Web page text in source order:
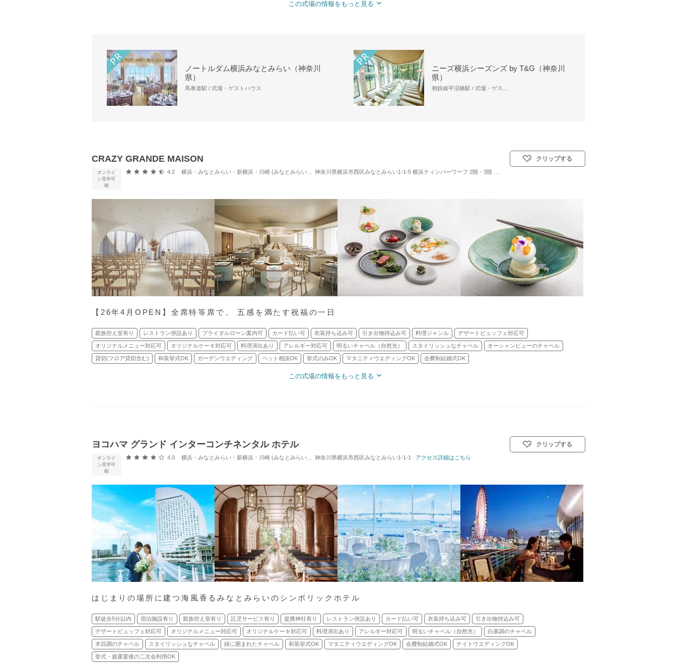
この式場の情報をもっと見る
ノートルダム横浜みなとみらい（神奈川
県）
馬車道駅 / 式場・ゲストハウス
ニーズ横浜シーズンズ by T&G（神奈川
県）
相鉄線平沼橋駅 / 式場・ゲス...
CRAZY GRANDE MAISON
オンライ
ン見学可
能
口コミ評価
4.2 横浜・みなとみらい・新横浜・川崎 (みなとみらい駅) / レストランウエディング 対応人数: 着席：50名 ～ 90名 挙式スタイル: 人前式
神奈川県横浜市西区みなとみらい1-1-5 横浜ティンバーワーフ 2階・3階
クリップする
【26年4月OPEN】全席特等席で、 五感を満たす祝福の一日
親族控え室有り レストラン併設あり ブライダルローン案内可 カード払い可 衣装持ち込み可 引き出物持込み可 料理ジャンル デザートビュッフェ対応可
オリジナルメニュー対応可 オリジナルケーキ対応可 料理演出あり アレルギー対応可 明るいチャペル（自然光） スタイリッシュなチャペル オーシャンビューのチャペル
貸切(フロア貸切含む) 和装挙式OK ガーデンウエディング ペット相談OK 挙式のみOK マタニティウエディングOK 会費制結婚式OK
この式場の情報をもっと見る
ヨコハマ グランド インターコンチネンタル ホテル
オンライ
ン見学可
能
口コミ評価
4.0 横浜・みなとみらい・新横浜・川崎 (みなとみらい駅) / ホテルウエディング 対応人数: 着席：2名 ～ 380名 挙式スタイル: 教会式(キリスト教式)／人前式
神奈川県横浜市西区みなとみらい1-1-1 アクセス詳細はこちら
クリップする
はじまりの場所に建つ海風香るみなとみらいのシンボリックホテル
駅徒歩5分以内 宿泊施設有り 親族控え室有り 託児サービス有り 提携神社有り レストラン併設あり カード払い可 衣装持ち込み可 引き出物持込み可
デザートビュッフェ対応可 オリジナルメニュー対応可 オリジナルケーキ対応可 料理演出あり アレルギー対応可 明るいチャペル（自然光） 白基調のチャペル
木目調のチャペル スタイリッシュなチャペル 緑に囲まれたチャペル 和装挙式OK マタニティウエディングOK 会費制結婚式OK ナイトウエディングOK
挙式・披露宴後の二次会利用OK